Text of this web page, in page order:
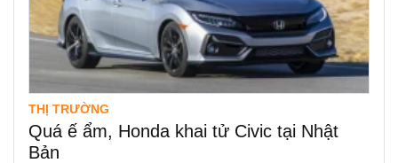
THỊ TRƯỜNG
Quá ế ẩm, Honda khai tử Civic tại Nhật
Bản